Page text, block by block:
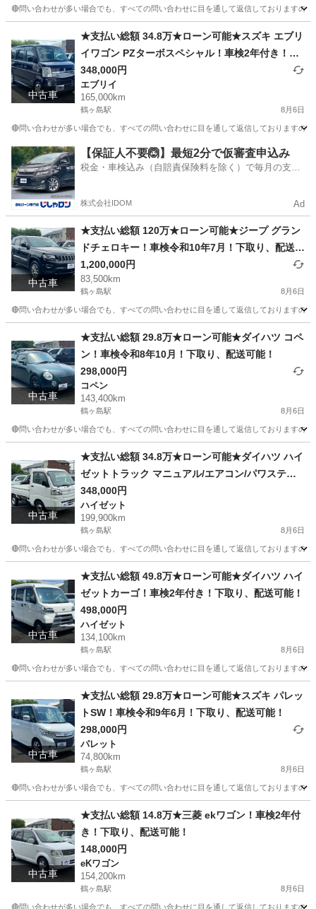
🔴問い合わせが多い場合でも、すべての問い合わせに目を通して返信しております
鶴ヶ島駅 タント
中古車
★支払い総額 34.8万★ローン可能★スズキ エブリ
イワゴン PZターボスペシャル！車検2年付き！下
取り、配送可能！
348,000円
エブリイ
165,000km
鶴ヶ島駅 8月6日
🔴問い合わせが多い場合でも、すべての問い合わせに目を通して返信しております
埼玉 川越市 鶴ヶ島駅 エブリイ 車両
【保証人不要🙆】最短2分で仮審査申込み
税金・車検込み（自賠責保険料を除く）で毎月の支払
株式会社IDOM Ad
中古車
★支払い総額 120万★ローン可能★ジープ グラン
ドチェロキー！車検令和10年7月！下取り、配送可
能！
1,200,000円
83,500km
鶴ヶ島駅 8月6日
🔴問い合わせが多い場合でも、すべての問い合わせに目を通して返信しております
鶴ヶ島駅 その他
中古車
★支払い総額 29.8万★ローン可能★ダイハツ コペ
ン！車検令和8年10月！下取り、配送可能！
298,000円
コペン
143,400km
鶴ヶ島駅 8月6日
🔴問い合わせが多い場合でも、すべての問い合わせに目を通して返信しております
鶴ヶ島駅 コペン
中古車
★支払い総額 34.8万★ローン可能★ダイハツ ハイ
ゼットトラック マニュアル/エアコン/パワステ！
車検令和8年11月！下取り、配送可能！
348,000円
ハイゼット
199,900km
鶴ヶ島駅 8月6日
🔴問い合わせが多い場合でも、すべての問い合わせに目を通して返信しております
鶴ヶ島駅 ハイゼット
中古車
★支払い総額 49.8万★ローン可能★ダイハツ ハイ
ゼットカーゴ！車検2年付き！下取り、配送可能！
498,000円
ハイゼット
134,100km
鶴ヶ島駅 8月6日
🔴問い合わせが多い場合でも、すべての問い合わせに目を通して返信しております
鶴ヶ島駅 ハイゼット
中古車
★支払い総額 29.8万★ローン可能★スズキ パレッ
トSW！車検令和9年6月！下取り、配送可能！
298,000円
パレット
74,800km
鶴ヶ島駅 8月6日
🔴問い合わせが多い場合でも、すべての問い合わせに目を通して返信しております
鶴ヶ島駅 パレット 車両
中古車
★支払い総額 14.8万★三菱 ekワゴン！車検2年付
き！下取り、配送可能！
148,000円
eKワゴン
154,200km
鶴ヶ島駅 8月6日
🔴問い合わせが多い場合でも、すべての問い合わせに目を通して返信しております